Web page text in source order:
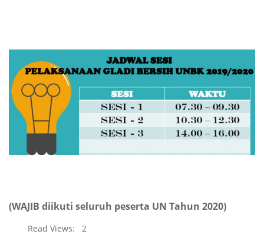
(WAJIB diikuti seluruh peserta UN Tahun 2020)
Read Views: 2